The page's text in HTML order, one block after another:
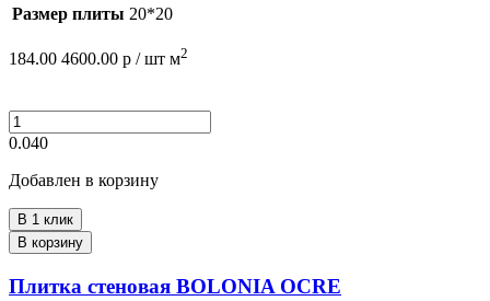
Размер плиты 20*20
184.00 4600.00 р / шт м2
0.040
Добавлен в корзину
В 1 клик
В корзину
Плитка стеновая BOLONIA OCRE